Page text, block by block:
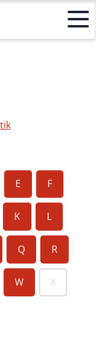
E F
K L
Q R
W X